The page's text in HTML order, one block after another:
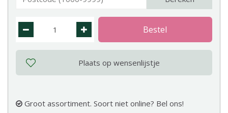
Groot assortiment. Soort niet online? Bel ons!